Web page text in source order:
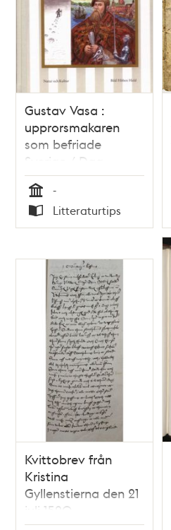
Gustav Vasa :
upprorsmakaren
som befriade
Sverige / Dag
Sebastian Ahlander
; illustrationer av
Fibben Hald
Tid
-
Typ
Litteraturtips
Kvittobrev från
Kristina
Gyllenstierna den 21
juli 1520